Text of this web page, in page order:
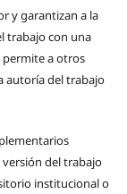
y garantizan a la
trabajo con una
permite a otros
autoría del trabajo
del trabajo
institucional o